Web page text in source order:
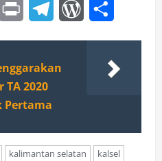
WhatsApp
Print TelegramWordPress
TA 2020
Pertama
kalimantan selatan kalsel